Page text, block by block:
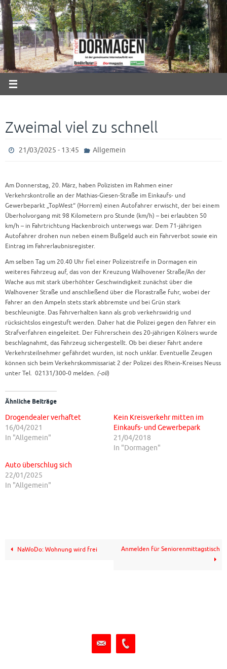
Zum
Inhalt
springen
Zweimal viel zu schnell
21/03/2025 - 13:45 Allgemein
Am Donnerstag, 20. März, haben Polizisten im Rahmen einer
Verkehrskontrolle an der Mathias-Giesen-Straße im Einkaufs- und
Gewerbeparkt „TopWest“ (Horrem) einen Autofahrer erwischt, der bei einem
Überholvorgang mit 98 Kilometern pro Stunde (km/h) – bei erlaubten 50
km/h – in Fahrtrichtung Hackenbroich unterwegs war. Dem 71-jährigen
Autofahrer drohen nun neben einem Bußgeld auch ein Fahrverbot sowie ein
Eintrag im Fahrerlaubnisregister.
Am selben Tag um 20.40 Uhr fiel einer Polizeistreife in Dormagen ein
weiteres Fahrzeug auf, das von der Kreuzung Walhovener Straße/An der
Wache aus mit stark überhöhter Geschwindigkeit zunächst über die
Walhovener Straße und anschließend über die Florastraße fuhr, wobei der
Fahrer an den Ampeln stets stark abbremste und bei Grün stark
beschleunigte. Das Fahrverhalten kann als grob verkehrswidrig und
rücksichtslos eingestuft werden. Daher hat die Polizei gegen den Fahrer ein
Strafverfahren eingeleitet. Der Führerschein des 20-jährigen Kölners wurde
beschlagnahmt, das Fahrzeug sichergestellt. Ob bei dieser Fahrt andere
Verkehrsteilnehmer gefährdet wurden, ist noch unklar. Eventuelle Zeugen
können sich beim Verkehrskommissariat 2 der Polizei des Rhein-Kreises Neuss
unter Tel. 02131/300-0 melden. (-oli)
Ähnliche Beiträge
Drogendealer verhaftet
16/04/2021
In "Allgemein"
Kein Kreisverkehr mitten im
Einkaufs- und Gewerbepark
21/04/2018
In "Dormagen"
Auto überschlug sich
22/01/2025
In "Allgemein"
NaWoDo: Wohnung wird frei Anmelden für Seniorenmittagstisch